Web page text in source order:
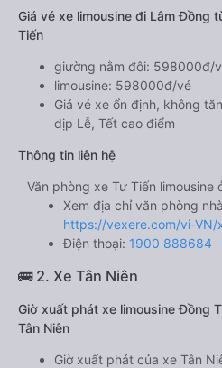
Giá vé xe limousine đi Lâm Đồng
Tiến
giường nằm đôi: 598000đ/
limousine: 598000đ/vé
Giá vé xe ổn định, không
dịp Lễ, Tết cao điểm
Thông tin liên hệ
Văn phòng xe Tư Tiến limousine
Xem địa chỉ văn phòng
https://vexere.com/vi-VN/
Điện thoại: 1900 888684
🚌 2. Xe Tân Niên
Giờ xuất phát xe limousine Đồng
Tân Niên
Giờ xuất phát của xe Tân